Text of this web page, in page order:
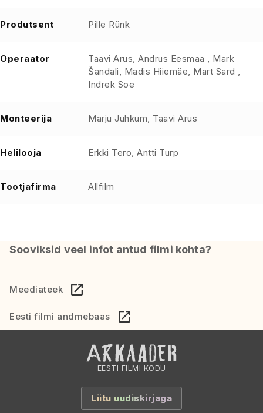
Produtsent Pille Rünk
Operaator
Taavi Arus, Andrus Eesmaa , Mark
Šandali, Madis Hiiemäe, Mart Sard ,
Indrek Soe
Monteerija Marju Juhkum, Taavi Arus
Helilooja Erkki Tero, Antti Turp
Tootjafirma Allfilm
Sooviksid veel infot antud filmi kohta?
Meediateek
Eesti filmi andmebaas
EESTI FILMI KODU
Liitu uudiskirjaga